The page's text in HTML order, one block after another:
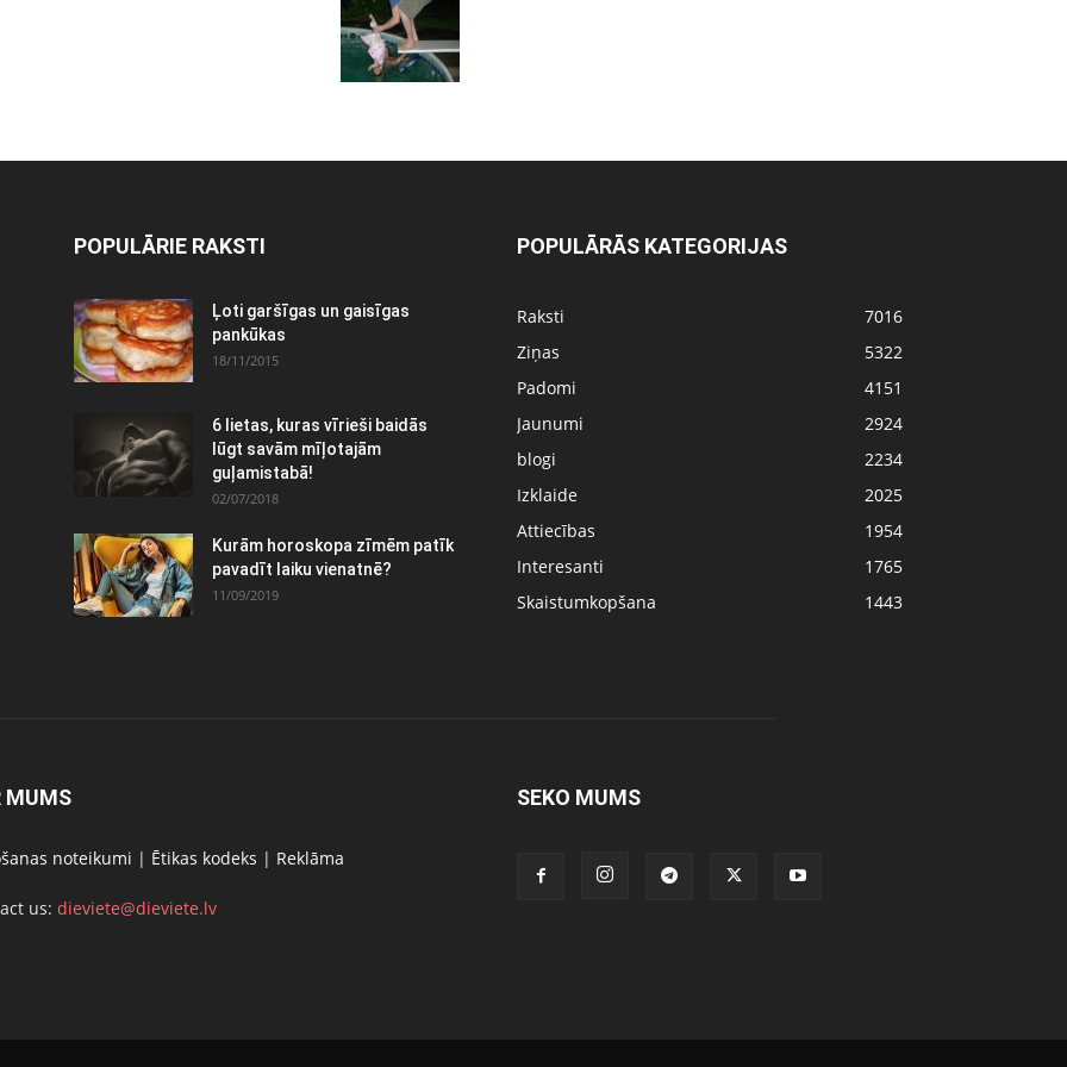
POPULĀRIE RAKSTI
Ļoti garšīgas un gaisīgas
pankūkas
18/11/2015
6 lietas, kuras vīrieši baidās
lūgt savām mīļotajām
guļamistabā!
02/07/2018
Kurām horoskopa zīmēm patīk
pavadīt laiku vienatnē?
11/09/2019
POPULĀRĀS KATEGORIJAS
Raksti
7016
Ziņas
5322
Padomi
4151
Jaunumi
2924
blogi
2234
Izklaide
2025
Attiecības
1954
Interesanti
1765
Skaistumkopšana
1443
MUMS
noteikumi | Ētikas kodeks | Reklāma
us: dieviete@dieviete.lv
SEKO MUMS